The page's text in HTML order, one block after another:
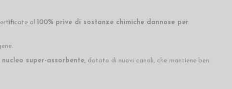
al 100% prive di sostanze chimiche dannose per
super-assorbente,dotato di nuovi canali, che mantiene ben